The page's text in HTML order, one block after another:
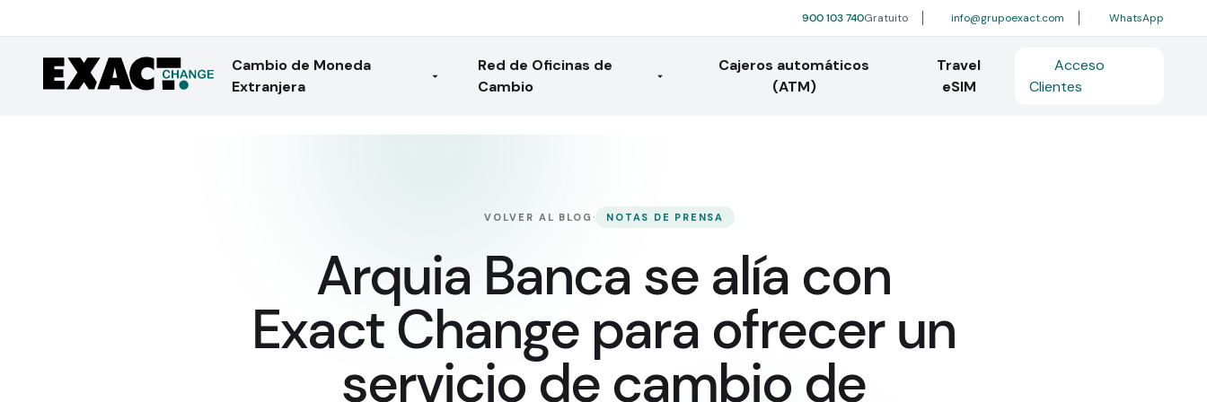
900 103 740Gratuito info@grupoexact.com WhatsApp
Cambio de Moneda
Extranjera
Red de Oficinas de
Cambio
Cajeros automáticos
(ATM)
Travel
eSIM
Acceso
Clientes
VOLVER AL BLOG · NOTAS DE PRENSA
Arquia Banca se alía con
Exact Change para ofrecer un
servicio de cambio de